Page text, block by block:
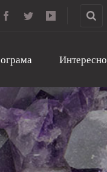
Интересно